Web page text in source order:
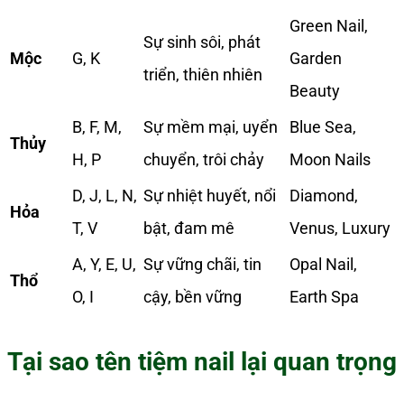
Mộc G, K
Sự sinh sôi, phát
triển, thiên nhiên
Green Nail,
Garden
Beauty
Thủy
B, F, M,
H, P
Sự mềm mại, uyển
chuyển, trôi chảy
Blue Sea,
Moon Nails
Hỏa
D, J, L, N,
T, V
Sự nhiệt huyết, nổi
bật, đam mê
Diamond,
Venus, Luxury
Thổ
A, Y, E, U,
O, I
Sự vững chãi, tin
cậy, bền vững
Opal Nail,
Earth Spa
Tại sao tên tiệm nail lại quan trọng